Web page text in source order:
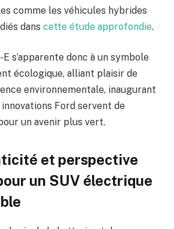
comme les véhicules hybrides
dans cette étude approfondie.
s’apparente donc à un symbole
écologique, alliant plaisir de
environnementale, inaugurant
Ford servent de
un avenir plus vert.
et perspective
un SUV électrique